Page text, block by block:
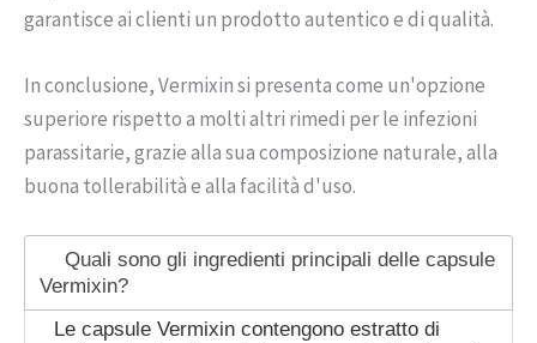
garantisce ai clienti un prodotto autentico e di qualità.
In conclusione, Vermixin si presenta come un'opzione
superiore rispetto a molti altri rimedi per le infezioni
parassitarie, grazie alla sua composizione naturale, alla
buona tollerabilità e alla facilità d'uso.
Quali sono gli ingredienti principali delle capsule
Vermixin?
Le capsule Vermixin contengono estratto di